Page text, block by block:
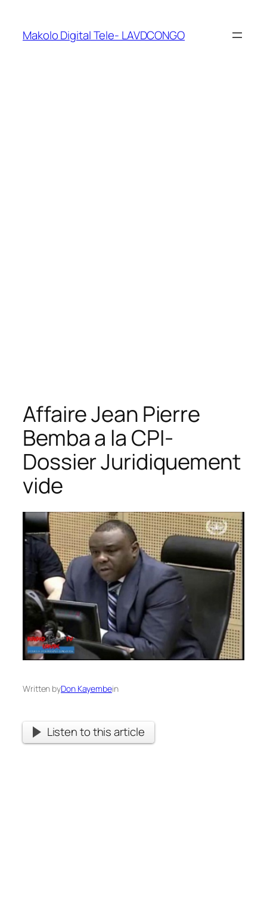
Makolo Digital Tele- LAVDCONGO
Affaire Jean Pierre
Bemba a la CPI-
Dossier Juridiquement
vide
Written byDon Kayembein
Listen to this article